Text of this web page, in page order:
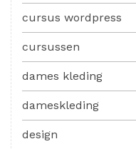
cursus wordpress
cursussen
dames kleding
dameskleding
design